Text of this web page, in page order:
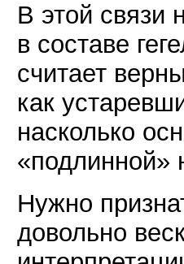
В этой связи
в составе
считает
как
насколько
«подлинной»
Нужно
довольно